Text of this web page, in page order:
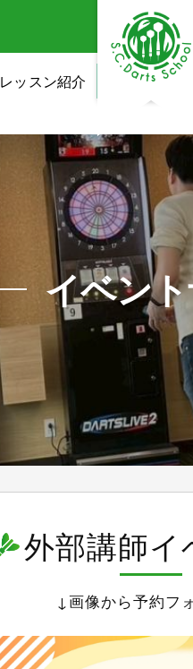
レッスン紹介
イベン
外部講師イ
↓画像から予約フ